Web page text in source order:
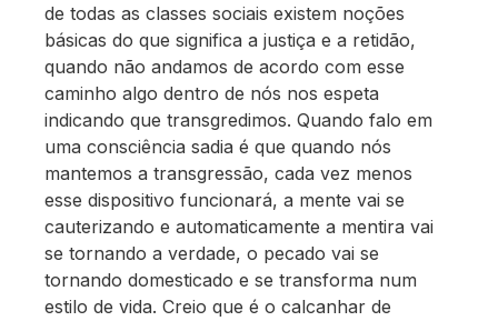
de todas as classes sociais existem noções
básicas do que significa a justiça e a retidão,
quando não andamos de acordo com esse
caminho algo dentro de nós nos espeta
indicando que transgredimos. Quando falo em
uma consciência sadia é que quando nós
mantemos a transgressão, cada vez menos
esse dispositivo funcionará, a mente vai se
cauterizando e automaticamente a mentira vai
se tornando a verdade, o pecado vai se
tornando domesticado e se transforma num
estilo de vida. Creio que é o calcanhar de